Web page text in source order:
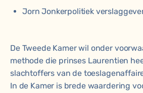
Jorn Jonkerpolitiek
De Tweede Kamer wil onder
methode die prinses Laurentien
slachtoffers van de
In de Kamer is brede waardering